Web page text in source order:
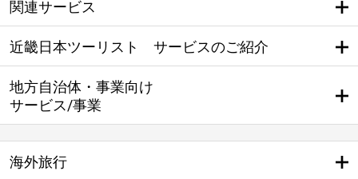
関連サービス
近畿日本ツーリスト サービスのご紹介
地方自治体・事業向け
サービス/事業
海外旅行